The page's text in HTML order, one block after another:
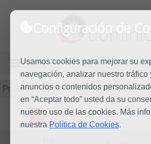
Configuración de
Usamos cookies para mejorar su
navegación, analizar nuestro tráfico
anuncios o contenidos
en “Aceptar todo” usted da su
nuestro uso de las cookies. Más
nuestra Política de Cookies.
MENÚ
Predicación
L M X J V